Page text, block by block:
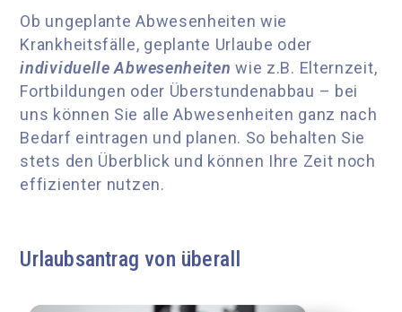
Ob ungeplante Abwesenheiten wie
Krankheitsfälle, geplante Urlaube oder
individuelle Abwesenheiten wie z.B. Elternzeit,
Fortbildungen oder Überstundenabbau – bei
uns können Sie alle Abwesenheiten ganz nach
Bedarf eintragen und planen. So behalten Sie
stets den Überblick und können Ihre Zeit noch
effizienter nutzen.
Urlaubsantrag von überall